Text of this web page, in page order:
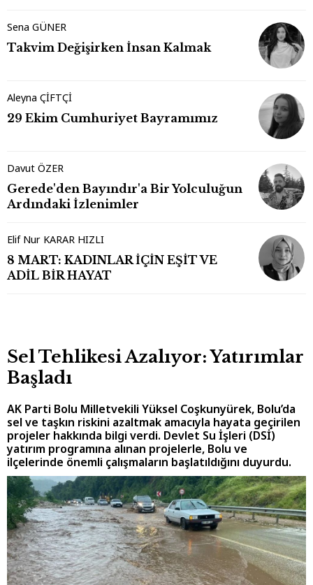
Sena GÜNER
Takvim Değişirken İnsan Kalmak
Aleyna ÇİFTÇİ
29 Ekim Cumhuriyet Bayramımız
Davut ÖZER
Gerede'den Bayındır'a Bir Yolculuğun
Ardındaki İzlenimler
Elif Nur KARAR HIZLI
8 MART: KADINLAR İÇİN EŞİT VE
ADİL BİR HAYAT
Sel Tehlikesi Azalıyor: Yatırımlar
Başladı
AK Parti Bolu Milletvekili Yüksel Coşkunyürek, Bolu’da
sel ve taşkın riskini azaltmak amacıyla hayata geçirilen
projeler hakkında bilgi verdi. Devlet Su İşleri (DSİ)
yatırım programına alınan projelerle, Bolu ve
ilçelerinde önemli çalışmaların başlatıldığını duyurdu.